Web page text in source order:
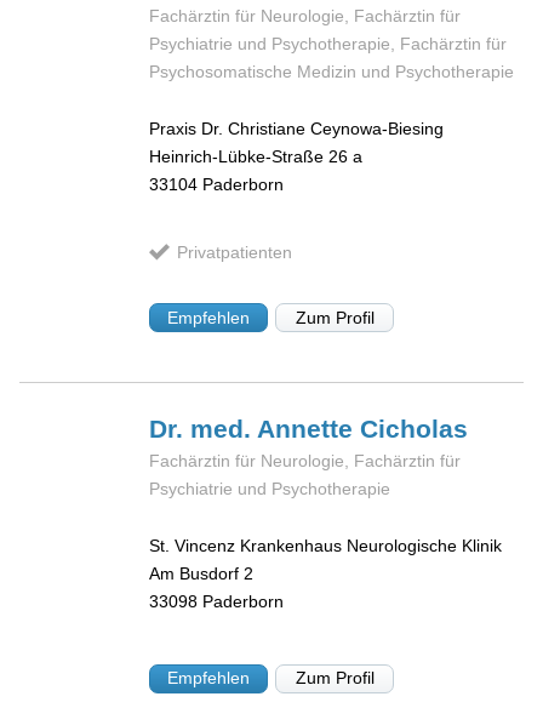
Fachärztin für Neurologie, Fachärztin für
Psychiatrie und Psychotherapie, Fachärztin für
Psychosomatische Medizin und Psychotherapie
Praxis Dr. Christiane Ceynowa-Biesing
Heinrich-Lübke-Straße 26 a
33104 Paderborn
Privatpatienten
Empfehlen Zum Profil
Dr. med. AnnetteCicholas
Fachärztin für Neurologie, Fachärztin für
Psychiatrie und Psychotherapie
St. Vincenz Krankenhaus Neurologische Klinik
Am Busdorf 2
33098 Paderborn
Empfehlen Zum Profil